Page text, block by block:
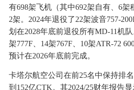
有698架飞机（其中692架自有、6架
2架。2024年退役了22架波音757-
划在2028年底前退役所有MD-11机
架777F、14架767F、10架ATR-72
预计在2026年底前完成。
卡塔尔航空公司在前25名中保持排
到152亿CTK。其2024/25财年报告